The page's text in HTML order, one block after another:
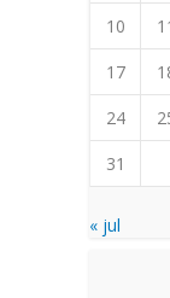
10
17
24
31
« jul